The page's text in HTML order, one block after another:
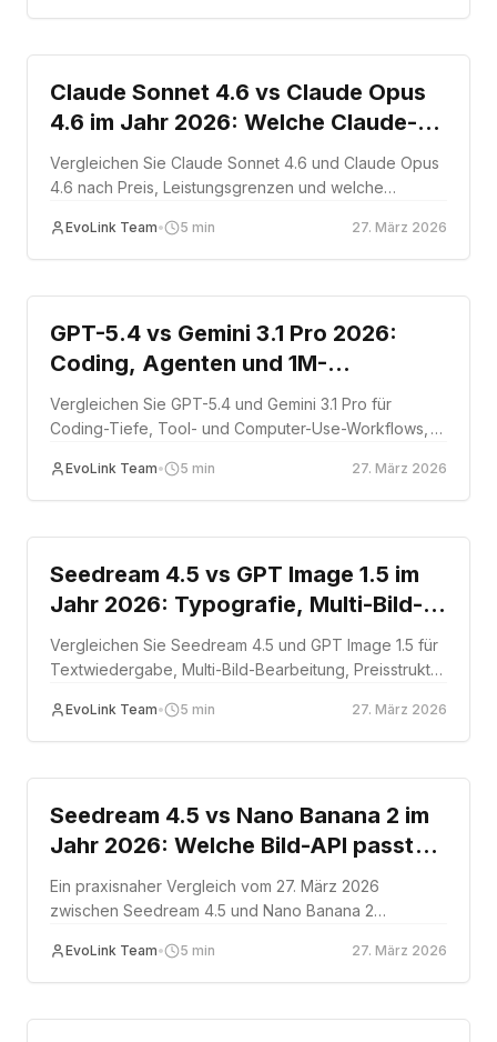
Comparison
Claude Sonnet 4.6 vs Claude Opus
4.6 im Jahr 2026: Welche Claude-
Route sollten Teams nutzen?
Vergleichen Sie Claude Sonnet 4.6 und Claude Opus
4.6 nach Preis, Leistungsgrenzen und welche
eskalieren sollten.
EvoLink Team• 5 min 27. März 2026
Comparison
GPT-5.4 vs Gemini 3.1 Pro 2026:
Coding, Agenten und 1M-
Kontextfenster
Vergleichen Sie GPT-5.4 und Gemini 3.1 Pro für
Coding-Tiefe, Tool- und Computer-Use-Workflows,
EvoLink Team• 5 min 27. März 2026
Comparison
Seedream 4.5 vs GPT Image 1.5 im
Jahr 2026: Typografie, Multi-Bild-
Bearbeitung und Preisstruktur
Vergleichen Sie Seedream 4.5 und GPT Image 1.5 für
Textwiedergabe, Multi-Bild-Bearbeitung, Preisstruktur
besten bedient.
EvoLink Team• 5 min 27. März 2026
Comparison
Seedream 4.5 vs Nano Banana 2 im
Jahr 2026: Welche Bild-API passt
besser zur Produktfotografie?
Ein praxisnaher Vergleich vom 27. März 2026
zwischen Seedream 4.5 und Nano Banana 2
Workflows, Preisstruktur und Produktionstauglichkeit.
EvoLink Team• 5 min 27. März 2026
Comparison